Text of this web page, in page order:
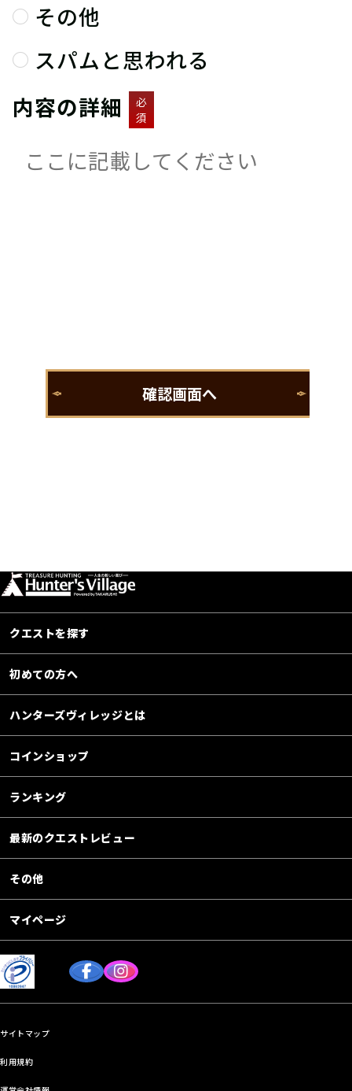
その他
スパムと思われる
内容の詳細
必
須
クエストを探す
初めての方へ
ハンターズヴィレッジとは
コインショップ
ランキング
最新のクエストレビュー
その他
マイページ
サイトマップ
利用規約